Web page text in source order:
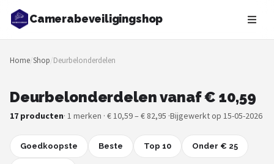
Camerabeveiligingshop
Zoeken
NAVIGATIE
Merken
Blog
Home/Shop/Deurbelonderdelen
Deurbelonderdelen vanaf € 10,59
17 producten· 1 merken · € 10,59 – € 82,95 ·Bijgewerkt op 15-05-2026
Goedkoopste Beste Top 10 Onder € 25